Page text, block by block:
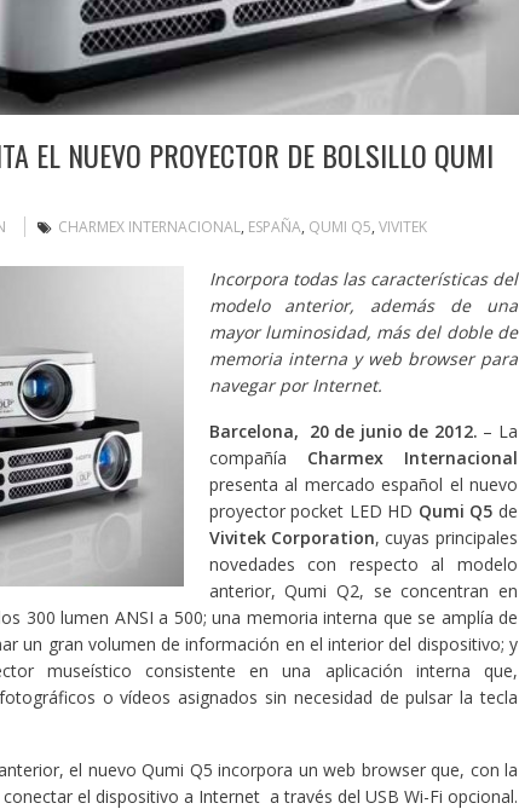
EL NUEVO PROYECTOR DE BOLSILLO QUMI
CHARMEX INTERNACIONAL, ESPAÑA, QUMI Q5, VIVITEK
Incorpora todas las características del
modelo anterior, además de una
mayor luminosidad, más del doble de
memoria interna y web browser para
navegar por Internet.
Barcelona, 20 de junio de 2012. – La
compañía Charmex Internacional
presenta al mercado español el nuevo
proyector pocket LED HD Qumi Q5 de
Vivitek Corporation, cuyas principales
novedades con respecto al modelo
anterior, Qumi Q2, se concentran en
300 lumen ANSI a 500; una memoria interna que se amplía de
un gran volumen de información en el interior del dispositivo; y
museístico consistente en una aplicación interna que,
o vídeos asignados sin necesidad de pulsar la tecla
el nuevo Qumi Q5 incorpora un web browser que, con la
el dispositivo a Internet a través del USB Wi-Fi opcional.